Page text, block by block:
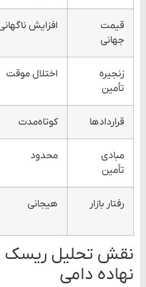
قیمت
جهانی
افزایش
زنجیره
تأمین
اختلال موقت
قراردادها کوتاه‌مدت
مبادی
تأمین
محدود
رفتار بازار هیجانی
نقش تحلیل ریسک
نهاده دامی